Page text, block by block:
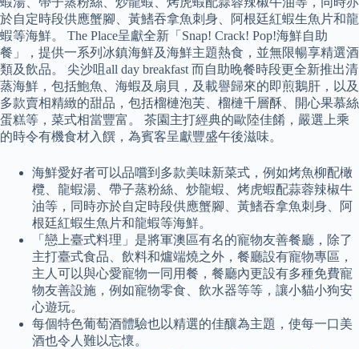
於自定時段供應蟹腳、黃鰭吞拿魚刺身、阿根廷紅蝦生魚片和龍
蝦等海鮮。 The Place呈獻全新「Snap! Crack! Pop!海鮮自助
餐」，提供一系列冰鎮海鮮及海鮮主題熱食，並無限暢享精選酒
類及飲品。 尖沙咀all day breakfast 而自助晚餐時段更全新推出清
蒸海鮮，包括鮑魚、海蝦及扇貝，及載譽歸來的即煎鵝肝，以及
多款賣相精緻的甜品，包括榴槤泡芙、榴槤千層酥、開心果慕絲
蛋糕等，菜式相當豐富。 茶園主打經典的歐陸佳餚，嚴選上乘
的時令有機食材入饌，為賓客呈獻豐盛午後滋味。
海鮮愛好者可以品嚐到多款美味新菜式，例如烤魚柳配橄
欖、龍蝦湯、帶子蒸粉絲、炒龍蝦、烤虎蝦配蒜蓉辣椒牛
油等，同時亦於自定時段供應蟹腳、黃鰭吞拿魚刺身、阿
根廷紅蝦生魚片和龍蝦等海鮮。
「戀上臺式料理」是將軍澳區有名的寵物友善餐廳，除了
主打臺式食品、飲料和爐端燒之外，餐廳設有寵物專區，
主人可以與心愛寵物一同用餐，餐廳內更設有多種免費寵
物友善設施，例如寵物零食、飲水器等等，讓小貓小狗安
心遊玩。
每個特色葡萄酒體驗也以精選的佳釀為主題，使每一口美
酒也令人難以忘懷。